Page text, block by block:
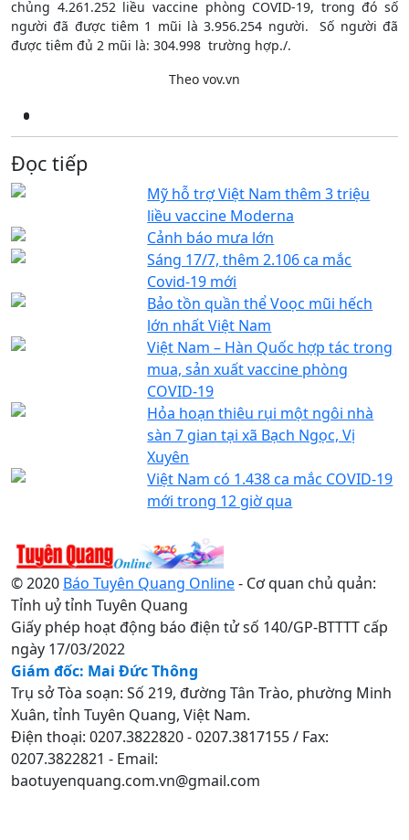
chủng 4.261.252 liều vaccine phòng COVID-19, trong đó số
người đã được tiêm 1 mũi là 3.956.254 người. Số người đã
được tiêm đủ 2 mũi là: 304.998 trường hợp./.
Theo vov.vn
Đọc tiếp
Mỹ hỗ trợ Việt Nam thêm 3 triệu
liều vaccine Moderna
Cảnh báo mưa lớn
Sáng 17/7, thêm 2.106 ca mắc
Covid-19 mới
Bảo tồn quần thể Voọc mũi hếch
lớn nhất Việt Nam
Việt Nam – Hàn Quốc hợp tác trong
mua, sản xuất vaccine phòng
COVID-19
Hỏa hoạn thiêu rụi một ngôi nhà
sàn 7 gian tại xã Bạch Ngọc, Vị
Xuyên
Việt Nam có 1.438 ca mắc COVID-19
mới trong 12 giờ qua
© 2020 Báo Tuyên Quang Online- Cơ quan chủ quản:
Tỉnh uỷ tỉnh Tuyên Quang
Giấy phép hoạt động báo điện tử số 140/GP-BTTTT cấp
ngày 17/03/2022
Giám đốc: Mai Đức Thông
Trụ sở Tòa soạn: Số 219, đường Tân Trào, phường Minh
Xuân, tỉnh Tuyên Quang, Việt Nam.
Điện thoại: 0207.3822820 - 0207.3817155 / Fax:
0207.3822821 - Email:
baotuyenquang.com.vn@gmail.com